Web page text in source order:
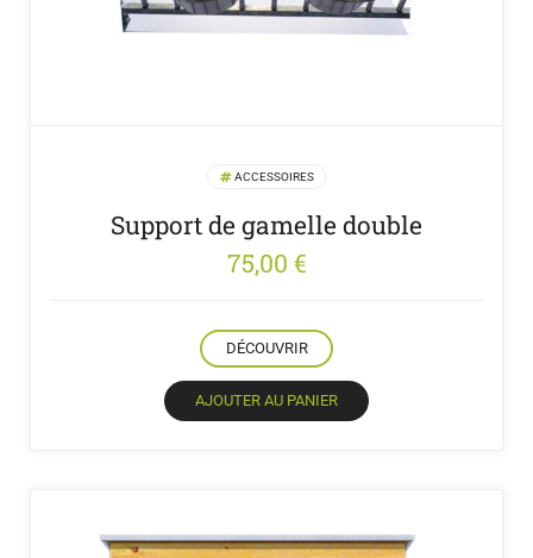
ACCESSOIRES
Support de gamelle double
75,00 €
DÉCOUVRIR
AJOUTER AU PANIER